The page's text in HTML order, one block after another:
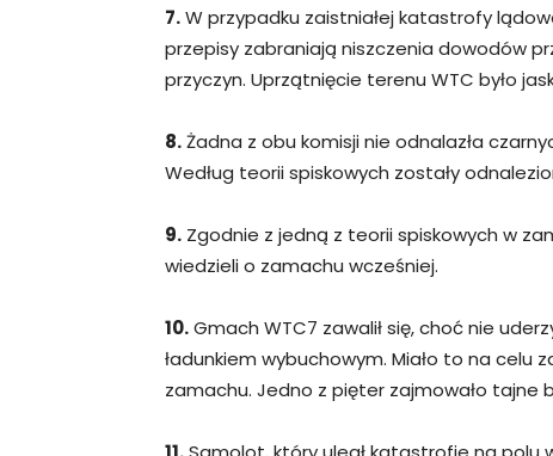
7.W przypadku zaistniałej katastrofy
przepisy zabraniają niszczenia dowodów
przyczyn. Uprzątnięcie terenu WTC było
8.Żadna z obu komisji nie odnalazła
Według teorii spiskowych zostały
9. Zgodnie z jedną z teorii spiskowych w
wiedzieli o zamachu wcześniej.
10.Gmach WTC7 zawalił się, choć nie
ładunkiem wybuchowym. Miało to na celu
zamachu. Jedno z pięter zajmowało tajne